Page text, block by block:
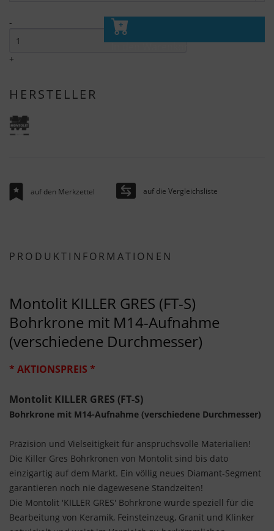
-
+
In den Warenkorb
HERSTELLER
auf den Merkzettel auf die Vergleichsliste
PRODUKTINFORMATIONEN
Montolit KILLER GRES (FT-S)
Bohrkrone mit M14-Aufnahme
(verschiedene Durchmesser)
* AKTIONSPREIS *
Montolit KILLER GRES (FT-S)
Bohrkrone mit M14-Aufnahme (verschiedene Durchmesser)
Präzision und Vielseitigkeit für anspruchsvolle Materialien!
Die Killer Gres Bohrkronen von Montolit sind bis dato
einzigartig auf dem Markt. Ein völlig neues Diamant-Segment
garantieren noch nie dagewesene Standzeiten!
Die Montolit 'KILLER GRES' Bohrkrone wurde speziell für die
Bearbeitung von Keramik, Feinsteinzeug, Granit und Klinker